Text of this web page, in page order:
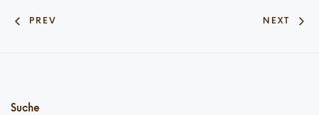
PREV NEXT
Suche